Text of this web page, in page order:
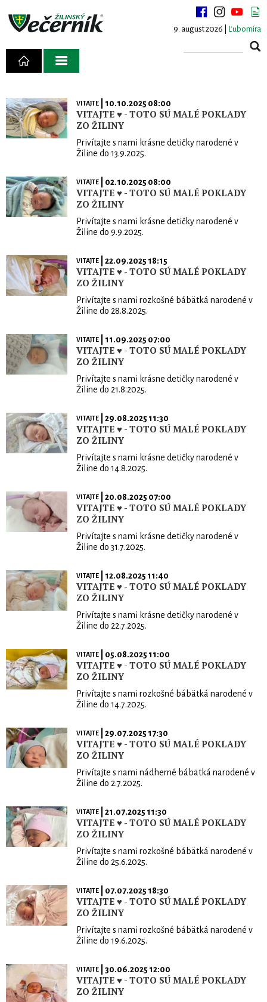
9. august 2026 | Ľubomíra
VITAJTE| 10.10.2025 08:00
VITAJTE ♥ - TOTO SÚ MALÉ POKLADY
ZO ŽILINY
Privítajte s nami krásne detičky narodené v
Žiline do 13.9.2025.
VITAJTE| 02.10.2025 08:00
VITAJTE ♥ - TOTO SÚ MALÉ POKLADY
ZO ŽILINY
Privítajte s nami krásne detičky narodené v
Žiline do 9.9.2025.
VITAJTE| 22.09.2025 18:15
VITAJTE ♥ - TOTO SÚ MALÉ POKLADY
ZO ŽILINY
Privítajte s nami rozkošné bábätká narodené v
Žiline do 28.8.2025.
VITAJTE| 11.09.2025 07:00
VITAJTE ♥ - TOTO SÚ MALÉ POKLADY
ZO ŽILINY
Privítajte s nami krásne detičky narodené v
Žiline do 21.8.2025.
VITAJTE| 29.08.2025 11:30
VITAJTE ♥ - TOTO SÚ MALÉ POKLADY
ZO ŽILINY
Privítajte s nami krásne detičky narodené v
Žiline do 14.8.2025.
VITAJTE| 20.08.2025 07:00
VITAJTE ♥ - TOTO SÚ MALÉ POKLADY
ZO ŽILINY
Privítajte s nami krásne detičky narodené v
Žiline do 31.7.2025.
VITAJTE| 12.08.2025 11:40
VITAJTE ♥ - TOTO SÚ MALÉ POKLADY
ZO ŽILINY
Privítajte s nami krásne detičky narodené v
Žiline do 22.7.2025.
VITAJTE| 05.08.2025 11:00
VITAJTE ♥ - TOTO SÚ MALÉ POKLADY
ZO ŽILINY
Privítajte s nami rozkošné bábätká narodené v
Žiline do 14.7.2025.
VITAJTE| 29.07.2025 17:30
VITAJTE ♥ - TOTO SÚ MALÉ POKLADY
ZO ŽILINY
Privítajte s nami nádherné bábätká narodené v
Žiline do 2.7.2025.
VITAJTE| 21.07.2025 11:30
VITAJTE ♥ - TOTO SÚ MALÉ POKLADY
ZO ŽILINY
Privítajte s nami rozkošné bábätká narodené v
Žiline do 25.6.2025.
VITAJTE| 07.07.2025 18:30
VITAJTE ♥ - TOTO SÚ MALÉ POKLADY
ZO ŽILINY
Privítajte s nami rozkošné bábätká narodené v
Žiline do 19.6.2025.
VITAJTE| 30.06.2025 12:00
VITAJTE ♥ - TOTO SÚ MALÉ POKLADY
ZO ŽILINY